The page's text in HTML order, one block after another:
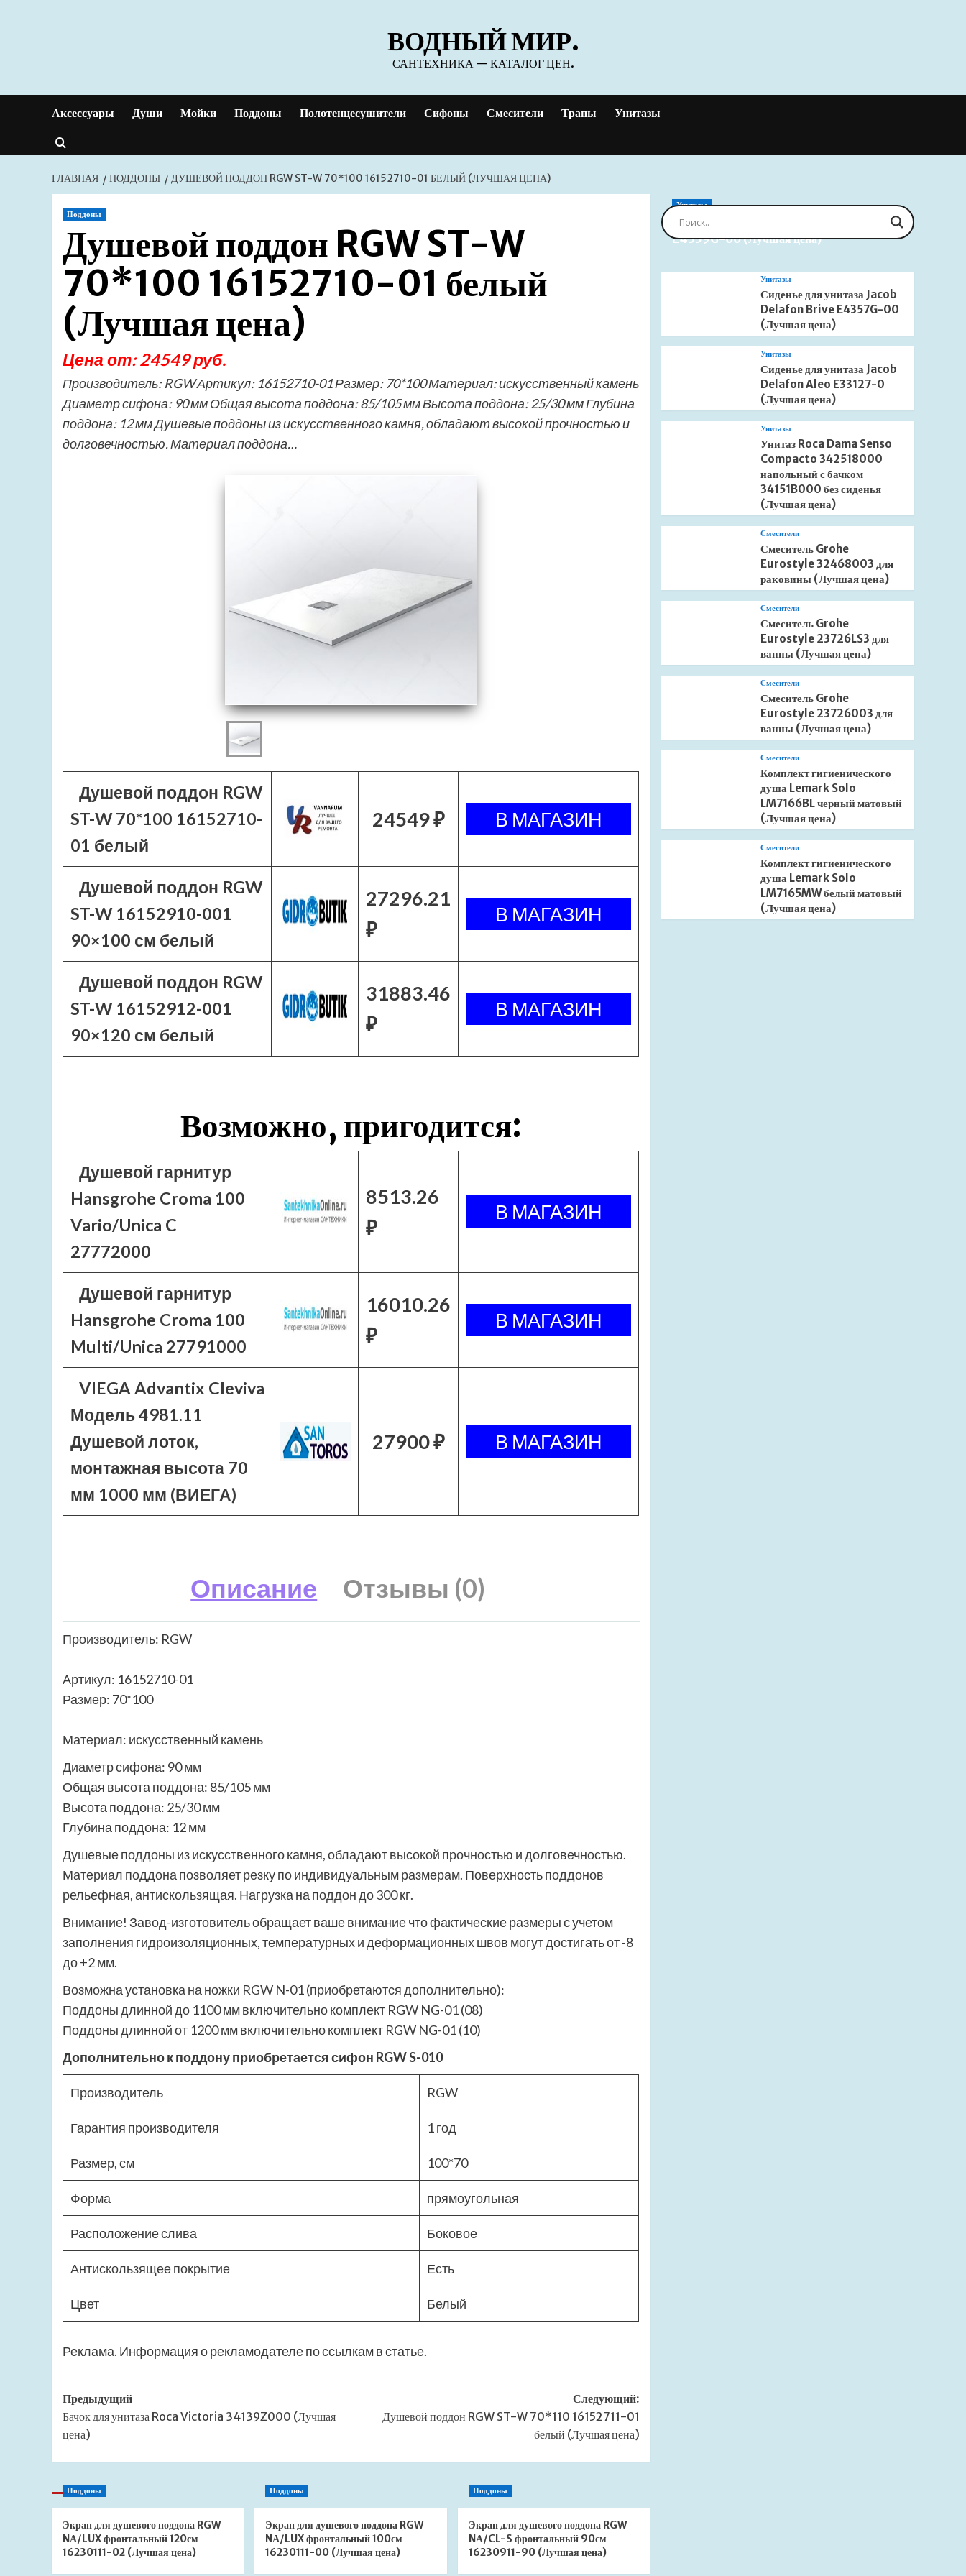
ВОДНЫЙ МИР.
САНТЕХНИКА — КАТАЛОГ ЦЕН.
Аксессуары Души Мойки Поддоны Полотенцесушители Сифоны Смесители Трапы Унитазы
ГЛАВНАЯ ПОДДОНЫ ДУШЕВОЙ ПОДДОН RGW ST-W 70*100 16152710-01 БЕЛЫЙ (ЛУЧШАЯ ЦЕНА)
Поддоны
Душевой поддон RGW ST-W
70*100 16152710-01 белый
(Лучшая цена)
Цена от: 24549 руб.
Производитель: RGW Артикул: 16152710-01 Размер: 70*100 Материал: искусственный камень
Диаметр сифона: 90 мм Общая высота поддона: 85/105 мм Высота поддона: 25/30 мм Глубина
поддона: 12 мм Душевые поддоны из искусственного камня, обладают высокой прочностью и
долговечностью. Материал поддона…
Душевой поддон RGW
ST-W 70*100 16152710-
01 белый
24549 ₽
Душевой поддон RGW
ST-W 16152910-001
90×100 см белый
27296.21
₽
Душевой поддон RGW
ST-W 16152912-001
90×120 см белый
31883.46
₽
Возможно, пригодится:
Душевой гарнитур
Hansgrohe Croma 100
Vario/Unica C
27772000
8513.26
₽
Душевой гарнитур
Hansgrohe Croma 100
Multi/Unica 27791000
16010.26
₽
VIEGA Advantix Cleviva
Модель 4981.11
Душевой лоток,
монтажная высота 70
мм 1000 мм (ВИЕГА)
27900 ₽
Описание Отзывы (0)
Производитель: RGW
Артикул: 16152710-01
Размер: 70*100
Материал: искусственный камень
Диаметр сифона: 90 мм
Общая высота поддона: 85/105 мм
Высота поддона: 25/30 мм
Глубина поддона: 12 мм
Душевые поддоны из искусственного камня, обладают высокой прочностью и долговечностью.
Материал поддона позволяет резку по индивидуальным размерам. Поверхность поддонов
рельефная, антискользящая. Нагрузка на поддон до 300 кг.
Внимание! Завод-изготовитель обращает ваше внимание что фактические размеры с учетом
заполнения гидроизоляционных, температурных и деформационных швов могут достигать от -8
до +2 мм.
Возможна установка на ножки RGW N-01 (приобретаются дополнительно):
Поддоны длинной до 1100 мм включительно комплект RGW NG-01 (08)
Поддоны длинной от 1200 мм включительно комплект RGW NG-01 (10)
Дополнительно к поддону приобретается сифон RGW S-010
Производитель RGW
Гарантия производителя 1 год
Размер, см 100*70
Форма прямоугольная
Расположение слива Боковое
Антискользящее покрытие Есть
Цвет Белый
Реклама. Информация о рекламодателе по ссылкам в статье.
Навигация
записи
Предыдущий
Бачок для унитаза Roca Victoria 34139Z000 (Лучшая
цена)
Следующий:
Душевой поддон RGW ST-W 70*110 16152711-01
белый (Лучшая цена)
Поддоны
Экран для душевого поддона RGW
NА/LUX фронтальный 120см
16230111-02 (Лучшая цена)
Поддоны
Экран для душевого поддона RGW
NА/LUX фронтальный 100см
16230111-00 (Лучшая цена)
Поддоны
Экран для душевого поддона RGW
NА/CL-S фронтальный 90см
16230911-90 (Лучшая цена)
Унитазы
Сиденье для унитаза Jacob Delafon Brive
E4359G-00 (Лучшая цена)
Унитазы
Сиденье для унитаза Jacob
Delafon Brive E4357G-00
(Лучшая цена)
Унитазы
Сиденье для унитаза Jacob
Delafon Aleo E33127-0
(Лучшая цена)
Унитазы
Унитаз Roca Dama Senso
Compacto 342518000
напольный с бачком
34151B000 без сиденья
(Лучшая цена)
Смесители
Смеситель Grohe
Eurostyle 32468003 для
раковины (Лучшая цена)
Смесители
Смеситель Grohe
Eurostyle 23726LS3 для
ванны (Лучшая цена)
Смесители
Смеситель Grohe
Eurostyle 23726003 для
ванны (Лучшая цена)
Смесители
Комплект гигиенического
душа Lemark Solo
LM7166BL черный матовый
(Лучшая цена)
Смесители
Комплект гигиенического
душа Lemark Solo
LM7165MW белый матовый
(Лучшая цена)